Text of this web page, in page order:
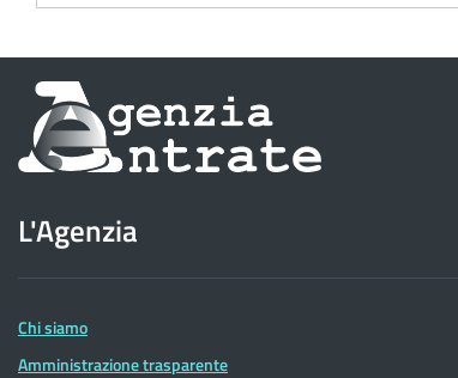
Informazioni
sul
dell'Agenzia
delle
Entrate
L'Agenzia
Chi siamo
Amministrazione trasparente